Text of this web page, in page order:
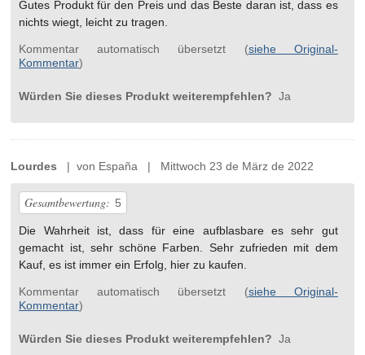
Gutes Produkt für den Preis und das Beste daran ist, dass es
nichts wiegt, leicht zu tragen.
Kommentar automatisch übersetzt (siehe Original-
Kommentar)
Würden Sie dieses Produkt weiterempfehlen? Ja
Lourdes | von España | Mittwoch 23 de März de 2022
Gesamtbewertung: 5
Die Wahrheit ist, dass für eine aufblasbare es sehr gut
gemacht ist, sehr schöne Farben. Sehr zufrieden mit dem
Kauf, es ist immer ein Erfolg, hier zu kaufen.
Kommentar automatisch übersetzt (siehe Original-
Kommentar)
Würden Sie dieses Produkt weiterempfehlen? Ja